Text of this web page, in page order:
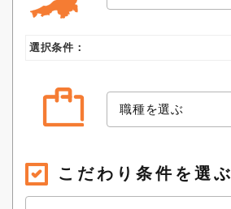
選択条件：
こだわり条件を選ぶ